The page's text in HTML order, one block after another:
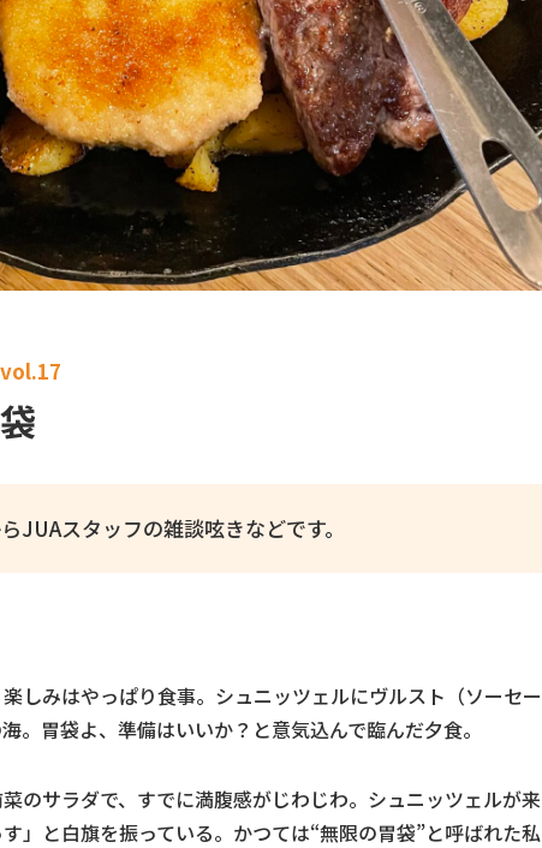
JUAスタッフの雑談呟きなどです。
しみはやっぱり食事。シュニッツェルにヴルスト（ソーセー
。胃袋よ、準備はいいか？と意気込んで臨んだ夕食。
のサラダで、すでに満腹感がじわじわ。シュニッツェルが来
」と白旗を振っている。かつては“無限の胃袋”と呼ばれた私